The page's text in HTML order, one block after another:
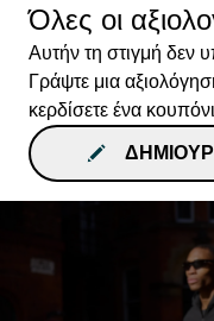
Όλες οι
Αυτήν τη στιγμή δεν
Γράψτε μια
κερδίσετε ένα